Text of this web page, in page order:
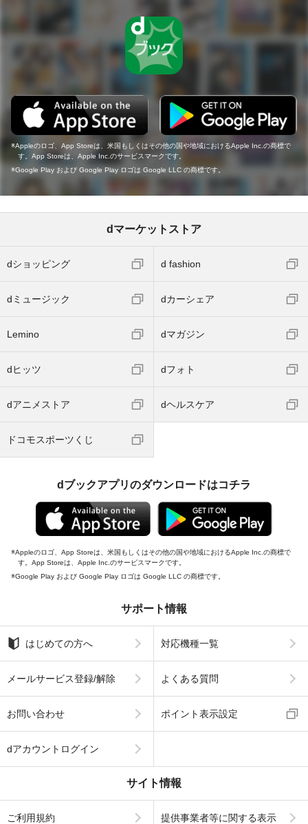
Appleのロゴ、App Storeは、米国もしくはその他の国や地域におけるApple Inc.の商標で
す。App Storeは、Apple Inc.のサービスマークです。
Google Play および Google Play ロゴは Google LLC の商標です。
dマーケットストア
dショッピング d fashion
dミュージック dカーシェア
Lemino dマガジン
dヒッツ dフォト
dアニメストア dヘルスケア
ドコモスポーツくじ
dブックアプリのダウンロードはコチラ
Appleのロゴ、App Storeは、米国もしくはその他の国や地域におけるApple Inc.の商標で
す。App Storeは、Apple Inc.のサービスマークです。
Google Play および Google Play ロゴは Google LLC の商標です。
サポート情報
はじめての方へ 対応機種一覧
メールサービス登録/解除 よくある質問
お問い合わせ ポイント表示設定
dアカウントログイン
サイト情報
ご利用規約 提供事業者等に関する表示